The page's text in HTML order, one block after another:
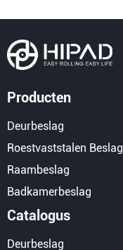
Producten
Deurbeslag
Roestvaststalen Beslag
Raambeslag
Badkamerbeslag
Catalogus
Deurbeslag